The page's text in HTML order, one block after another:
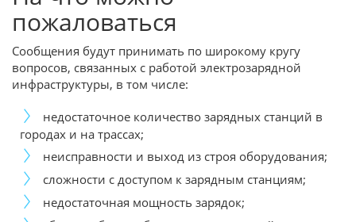
пожаловаться
Сообщения будут принимать по широкому кругу
вопросов, связанных с работой электрозарядной
инфраструктуры, в том числе:
недостаточное количество зарядных станций в
городах и на трассах;
неисправности и выход из строя оборудования;
сложности с доступом к зарядным станциям;
недостаточная мощность зарядок;